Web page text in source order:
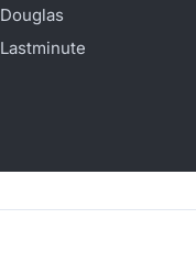
Douglas
Lastminute